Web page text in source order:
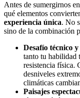
Antes de sumergirnos
qué elementos
experiencia única. No
sino de la combinación
Desafío técnico
tanto tu habilidad
resistencia física.
desniveles
climáticas
Paisajes